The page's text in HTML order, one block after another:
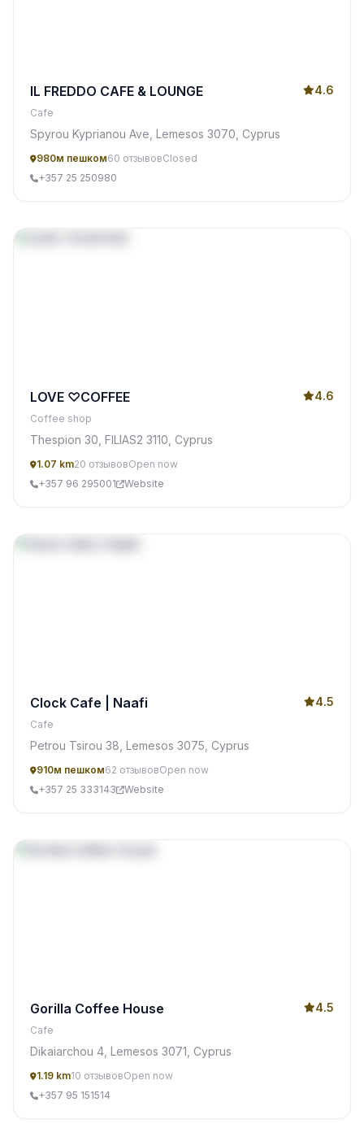
IL FREDDO CAFE & LOUNGE 4.6
Cafe
Spyrou Kyprianou Ave, Lemesos 3070, Cyprus
980м пешком60 отзывовClosed
+357 25 250980
LOVE ♡COFFEE 4.6
Coffee shop
Thespion 30, FILIAS2 3110, Cyprus
1.07 km20 отзывовOpen now
+357 96 295001
Website
Clock Cafe | Naafi 4.5
Cafe
Petrou Tsirou 38, Lemesos 3075, Cyprus
910м пешком62 отзывовOpen now
+357 25 333143
Website
Gorilla Coffee House 4.5
Cafe
Dikaiarchou 4, Lemesos 3071, Cyprus
1.19 km10 отзывовOpen now
+357 95 151514